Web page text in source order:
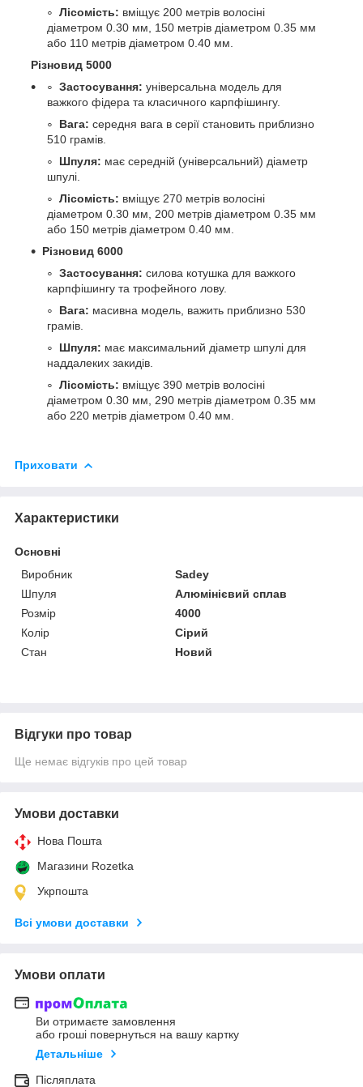
Лісомість: вміщує 200 метрів волосіні
діаметром 0.30 мм, 150 метрів діаметром 0.35 мм
або 110 метрів діаметром 0.40 мм.
Різновид 5000
Застосування: універсальна модель для
важкого фідера та класичного карпфішингу.
Вага: середня вага в серії становить приблизно
510 грамів.
Шпуля: має середній (універсальний) діаметр
шпулі.
Лісомість: вміщує 270 метрів волосіні
діаметром 0.30 мм, 200 метрів діаметром 0.35 мм
або 150 метрів діаметром 0.40 мм.
Різновид 6000
Застосування: силова котушка для важкого
карпфішингу та трофейного лову.
Вага: масивна модель, важить приблизно 530
грамів.
Шпуля: має максимальний діаметр шпулі для
наддалеких закидів.
Лісомість: вміщує 390 метрів волосіні
діаметром 0.30 мм, 290 метрів діаметром 0.35 мм
або 220 метрів діаметром 0.40 мм.
Приховати
Характеристики
Основні
Виробник
Sadey
Шпуля
Алюмінієвий сплав
Розмір
4000
Колір
Сірий
Стан
Новий
Відгуки про товар
Ще немає відгуків про цей товар
Умови доставки
Нова Пошта
Магазини Rozetka
Укрпошта
Всі умови доставки
Умови оплати
Ви отримаєте замовлення
або гроші повернуться на вашу картку
Детальніше
Післяплата